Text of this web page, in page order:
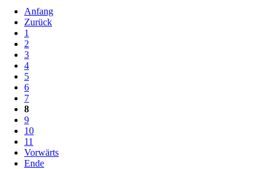
Anfang
Zurück
1
2
3
4
5
6
7
8
9
10
11
Vorwärts
Ende